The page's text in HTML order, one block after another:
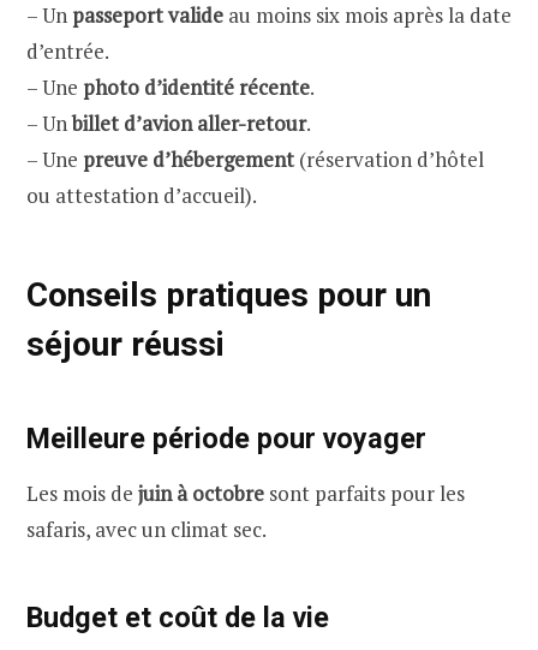
– Un passeport valide au moins six mois après la date
d’entrée.
– Une photo d’identité récente.
– Unbillet d’avion aller-retour.
– Une preuve d’hébergement(réservation d’hôtel
ou attestation d’accueil).
Conseils pratiques pour un
séjour réussi
Meilleure période pour voyager
Les mois de juin à octobre sont parfaits pour les
safaris, avec un climat sec.
Budget et coût de la vie